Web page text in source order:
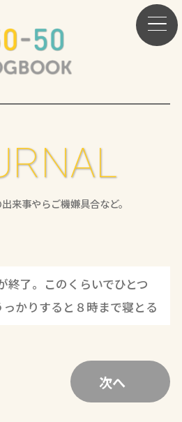
来事やらご機嫌具合など。
終了。このくらいでひとつ
かりすると８時まで寝とる
次へ